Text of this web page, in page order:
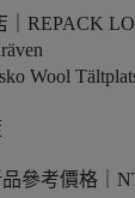
｜REPACK
Wool
品參考價格｜